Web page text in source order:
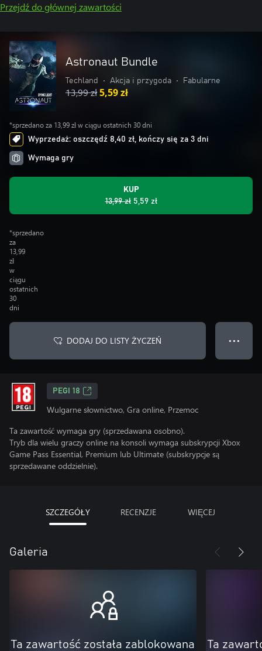
Przejdź do głównej zawartości
Astronaut Bundle
Techland • Akcja i przygoda • Fabularne
13,99 zł5,59 zł
*sprzedano za 13,99 zł w ciągu ostatnich 30 dni
Wyprzedaż: oszczędź 8,40 zł, kończy się za 3 dni
Wymaga gry
KUP
13,99 zł 5,59 zł
*sprzedano
za
13,99
zł
w
ciągu
ostatnich
30
dni
DODAJ DO LISTY ŻYCZEŃ ● ● ●
PEGI 18
Wulgarne słownictwo, Gra online, Przemoc
Ta zawartość wymaga gry (sprzedawana osobno).
Tryb dla wielu graczy online na konsoli wymaga subskrypcji Xbox
Game Pass Essential, Premium lub Ultimate (subskrypcje są
sprzedawane oddzielnie).
SZCZEGÓŁY RECENZJE WIĘCEJ
Galeria
Ta zawartość została zablokowana Ta